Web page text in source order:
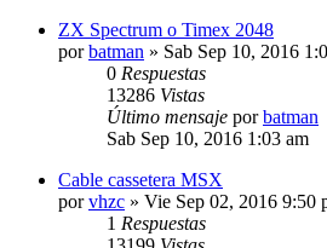
ZX Spectrum o Timex 2048
porbatman » Sab Sep 10, 2016
0 Respuestas
13286 Vistas
Último mensaje porbatman
Sab Sep 10, 2016 1:03 am
Cable cassetera MSX
porvhzc » Vie Sep 02, 2016 9:50
1 Respuestas